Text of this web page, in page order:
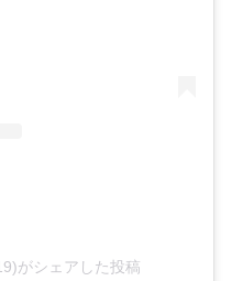
がシェアした投稿